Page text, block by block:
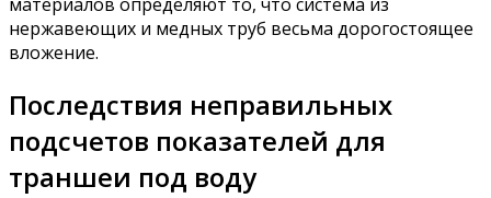
нержавеющих и медных труб весьма дорогостоящее
вложение.
Последствия неправильных
подсчетов показателей для
траншеи под воду